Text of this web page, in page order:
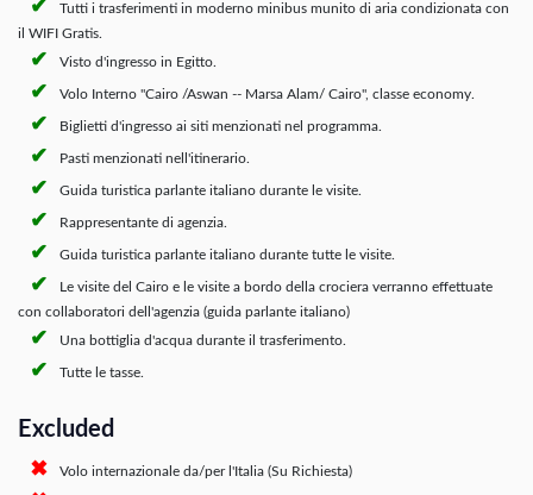
Tutti i trasferimenti in moderno minibus munito di aria condizionata con
il WIFI Gratis.
Visto d'ingresso in Egitto.
Volo Interno ''Cairo /Aswan -- Marsa Alam/ Cairo'', classe economy.
Biglietti d'ingresso ai siti menzionati nel programma.
Pasti menzionati nell'itinerario.
Guida turistica parlante italiano durante le visite.
Rappresentante di agenzia.
Guida turistica parlante italiano durante tutte le visite.
Le visite del Cairo e le visite a bordo della crociera verranno effettuate
con collaboratori dell'agenzia (guida parlante italiano)
Una bottiglia d'acqua durante il trasferimento.
Tutte le tasse.
Excluded
Volo internazionale da/per l'Italia (Su Richiesta)